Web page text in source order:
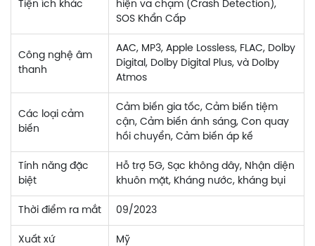
Tiện ích khác
hiện va chạm (Crash Detection),
SOS Khẩn Cấp
Công nghệ âm
thanh
AAC, MP3, Apple Lossless, FLAC, Dolby
Digital, Dolby Digital Plus, và Dolby
Atmos
Các loại cảm
biến
Cảm biến gia tốc, Cảm biến tiệm
cận, Cảm biến ánh sáng, Con quay
hồi chuyển, Cảm biến áp kế
Tính năng đặc
biệt
Hỗ trợ 5G, Sạc không dây, Nhận diện
khuôn mặt, Kháng nước, kháng bụi
Thời điểm ra mắt 09/2023
Xuất xứ Mỹ